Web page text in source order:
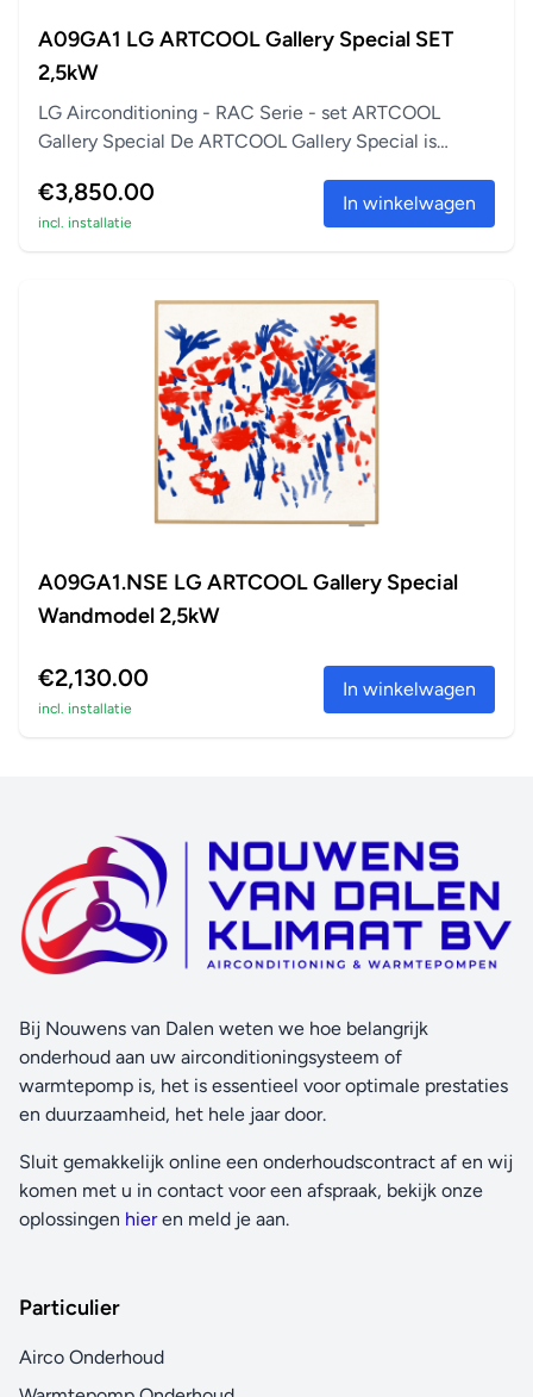
A09GA1 LG ARTCOOL Gallery Special SET
2,5kW
LG Airconditioning - RAC Serie - set ARTCOOL
Gallery Special De ARTCOOL Gallery Special is
€3,850.00
incl. installatie
In winkelwagen
A09GA1.NSE LG ARTCOOL Gallery Special
Wandmodel 2,5kW
€2,130.00
incl. installatie
In winkelwagen
Bij Nouwens van Dalen weten we hoe belangrijk
onderhoud aan uw airconditioningsysteem of
warmtepomp is, het is essentieel voor optimale prestaties
en duurzaamheid, het hele jaar door.
Sluit gemakkelijk online een onderhoudscontract af en wij
komen met u in contact voor een afspraak, bekijk onze
oplossingen hieren meld je aan.
Particulier
Airco Onderhoud